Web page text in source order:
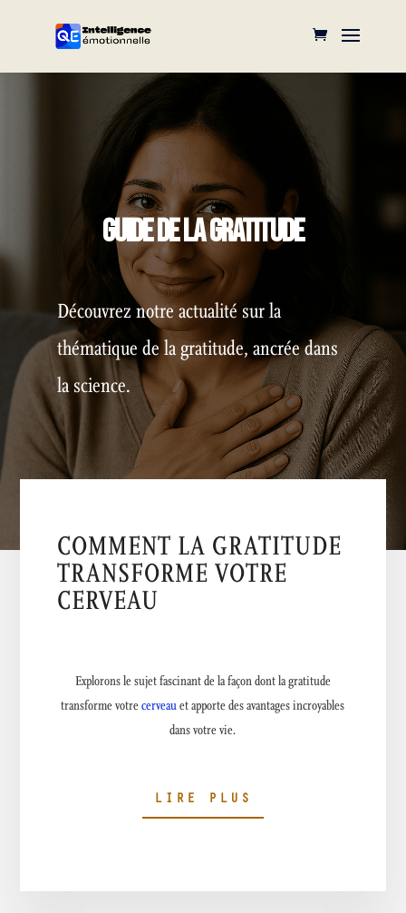
GUIDE DE LA GRATITUDE
Découvrez notre actualité sur la
thématique de la gratitude, ancrée dans
la science.
COMMENT LA GRATITUDE
TRANSFORME VOTRE
CERVEAU
Explorons le sujet fascinant de la façon dont la gratitude
transforme votrecerveauet apporte des avantages incroyables
dans votre vie.
LIRE PLUS